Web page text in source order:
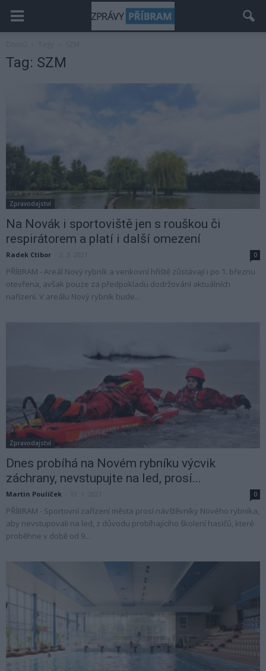
Tag: SZM
Zpravodajství
Na Novák i sportoviště jen s rouškou či
respirátorem a platí i další omezení
Radek Ctibor 0
PŘÍBRAM - Areál Nový rybník a venkovní hřiště zůstávají i po 1. březnu
otevřena, avšak pouze za předpokladu dodržování aktuálních
nařízení. V areálu Nový rybník bude...
Zpravodajství
Dnes probíhá na Novém rybníku výcvik
záchrany, nevstupujte na led, prosí...
Martin Poulíček 0
PŘÍBRAM - Sportovní zařízení města prosí návštěvníky Nového rybníka,
aby nevstupovali na led, z důvodu probíhajícího školení hasičů, které
proběhne v době od 9...